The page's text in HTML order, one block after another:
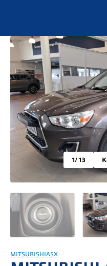
1/ 13
MITSUBISHIASX